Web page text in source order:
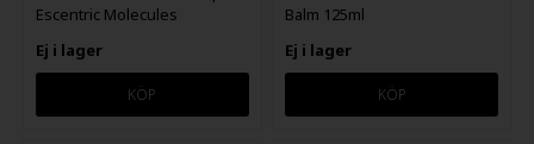
Escentric Molecules
Ej i lager
Balm 125ml
Ej i lager